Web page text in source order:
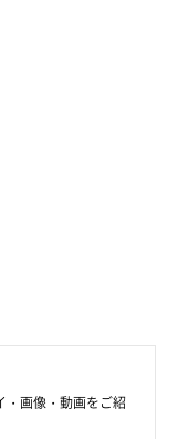
・画像・動画をご紹